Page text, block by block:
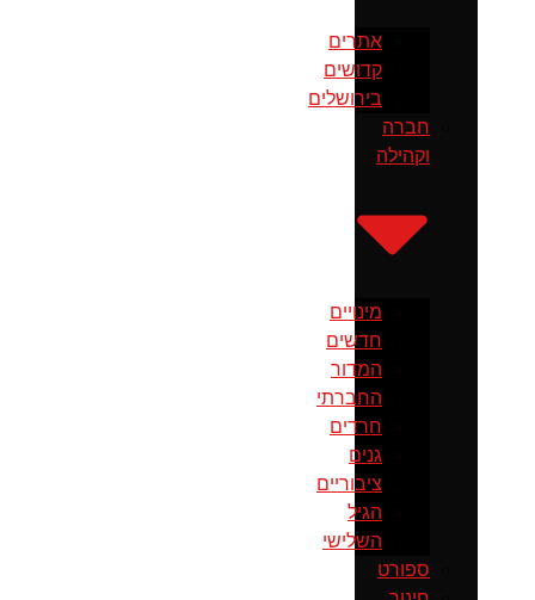
אתרים
קדושים
בירושלים
חברה
וקהילה
מינויים
חדשים
המדור
החברתי
חרדים
גנים
ציבוריים
הגיל
השלישי
ספורט